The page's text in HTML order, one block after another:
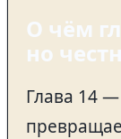
О чём
но
Глава 14 —